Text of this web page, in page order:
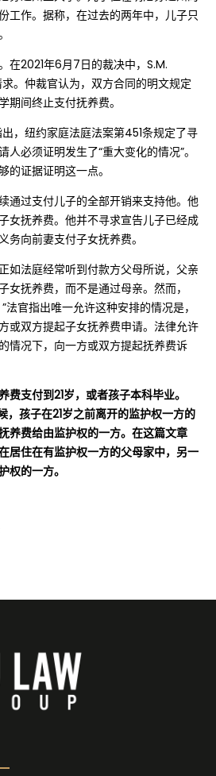
工作。据称，在过去的两年中，儿子只
在2021年6月7日的裁决中，S.M.
。仲裁官认为，双方合同的明文规定
期间终止支付抚养费。
，纽约家庭法庭法案第451条规定了寻
必须证明发生了“重大变化的情况”。
的证据证明这一点。
通过支付儿子的全部开销来支持他。他
女抚养费。他并不寻求宣告儿子已经成
务向前妻支付子女抚养费。
如法庭经常听到付款方父母所说，父亲
女抚养费，而不是通过母亲。然而，
法官指出唯一允许这种安排的情况是，
或双方提起子女抚养费申请。法律允许
情况下，向一方或双方提起抚养费诉
支付到21岁，或者孩子本科毕业。
，孩子在21岁之前离开的监护权一方的
养费给由监护权的一方。在这篇文章
居住在有监护权一方的父母家中，另一
权的一方。